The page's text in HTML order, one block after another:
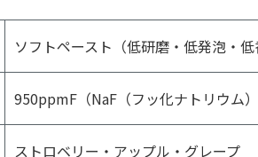
ソフトペースト（低研磨・低発泡・
950ppmF（NaF（フッ化ナトリウム
ストロベリー・アップル・グレープ